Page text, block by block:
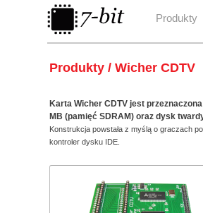
Produkty
Produkty / Wicher CDTV
Karta Wicher CDTV jest
MB (pamięć SDRAM) oraz dysk
Konstrukcja powstała z myślą o graczach
kontroler dysku IDE.